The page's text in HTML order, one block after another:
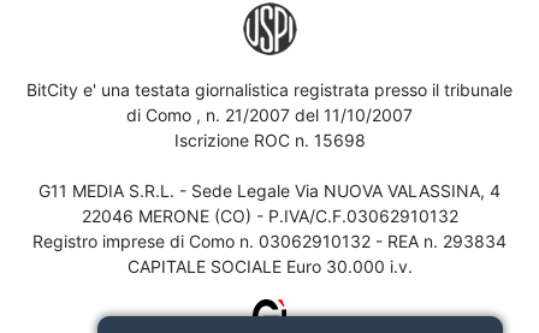
BitCity e' una testata giornalistica registrata presso il tribunale
di Como , n. 21/2007 del 11/10/2007
Iscrizione ROC n. 15698
G11 MEDIA S.R.L. - Sede Legale Via NUOVA VALASSINA, 4
22046 MERONE (CO) - P.IVA/C.F.03062910132
Registro imprese di Como n. 03062910132 - REA n. 293834
CAPITALE SOCIALE Euro 30.000 i.v.